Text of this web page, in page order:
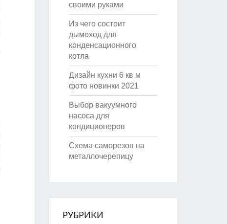
своими руками
Из чего состоит
дымоход для
конденсационного
котла
Дизайн кухни 6 кв м
фото новинки 2021
Выбор вакуумного
насоса для
кондиционеров
Схема саморезов на
металлочерепицу
РУБРИКИ